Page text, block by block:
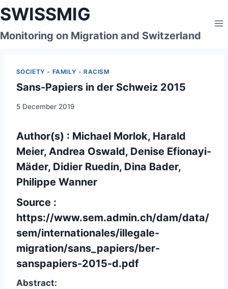
Skip
to
content
SWISSMIG
Monitoring on Migration and Switzerland
SOCIETY - FAMILY - RACISM
Sans-Papiers in der Schweiz 2015
5 December 2019
Author(s) : Michael Morlok, Harald
Meier, Andrea Oswald, Denise Efionayi-
Mäder, Didier Ruedin, Dina Bader,
Philippe Wanner
Source :
https://www.sem.admin.ch/dam/data/
sem/internationales/illegale-
migration/sans_papiers/ber-
sanspapiers-2015-d.pdf
Abstract: